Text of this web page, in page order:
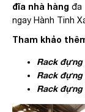
đĩa nhà hàng đa
ngay Hành Tinh
Tham khảo
Rack đựng
Rack đựng
Rack đựng